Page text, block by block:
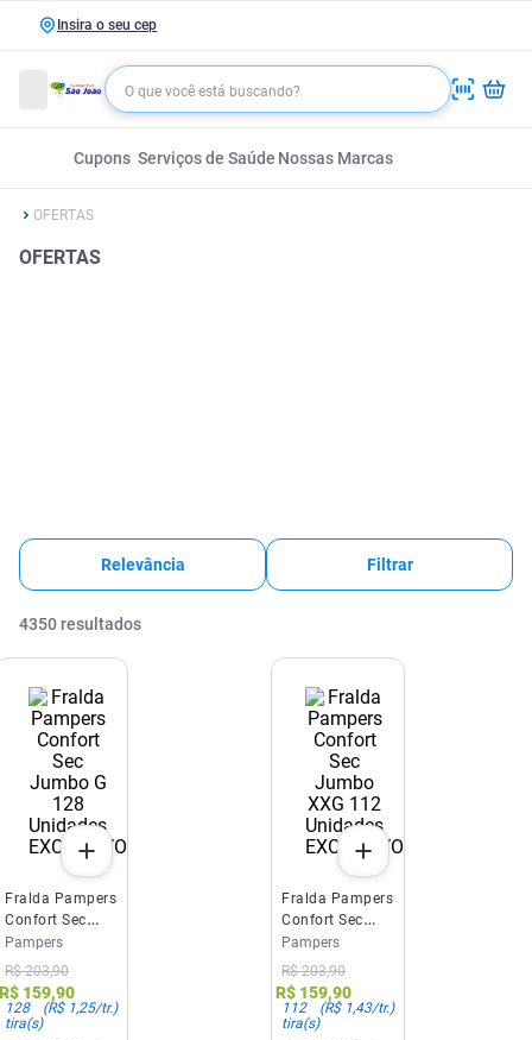
Insira o seu cep
Cupons Serviços de Saúde Nossas Marcas
OFERTAS
OFERTAS
Relevância Filtrar
4350 resultados
EXCLUSIVO SITE E APP
Fralda Pampers
Confort Sec
Jumbo G 128
Unidades
Pampers
R$ 203,90
R$ 159,90
128
tira(s)
(R$ 1,25/tr.)
EXCLUSIVO SITE E APP
Fralda Pampers
Confort Sec
Jumbo XXG
112 Unidades
Pampers
R$ 203,90
R$ 159,90
112
tira(s)
(R$ 1,43/tr.)